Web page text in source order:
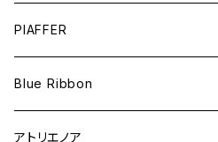
PIAFFER
Blue Ribbon
アトリエノア